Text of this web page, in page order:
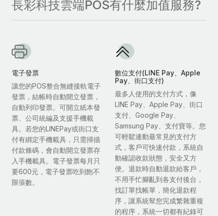
長彩科技雲端POS有什麼加值服務?
電子發票
讓您的POS整合無縫接軌電子
發票，結帳時自動開立發票，
自動列印發票。可開立紙本發
票、公司統編及支援手機載
具。若您的LINEPay或街口支
付有綁定手機載具，只需掃描
付款條碼，會自動開立發票存
入手機載具。電子發票每月只
要600元，電子發票吃到飽不
限張數。
數位支付(LINE Pay、Apple
Pay、街口支付)
最多人使用的支付方式，像
LINE Pay、Apple Pay、街口
支付、Google Pay、
Samsung Pay、支付寶等。您
可輕鬆連動最常見的支付方
式，客戶可快速付款，系統自
動確認收款狀態，安全又方
便。退款時自動退款給客戶，
不用手忙腳亂到各支付後台，
找訂單找帳單，簡化退款程
序，讓系統幫您完成繁雜重複
的程序，系統一切都有紀錄可